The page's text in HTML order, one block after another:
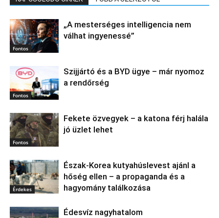
Fontos
„A mesterséges intelligencia nem
válhat ingyenessé”
Fontos
Szijjártó és a BYD ügye – már nyomoz
a rendőrség
Fontos
Fekete özvegyek – a katona férj halála
jó üzlet lehet
Érdekes
Észak‑Korea kutyahúslevest ajánl a
hőség ellen – a propaganda és a
hagyomány találkozása
Édesvíz nagyhatalom